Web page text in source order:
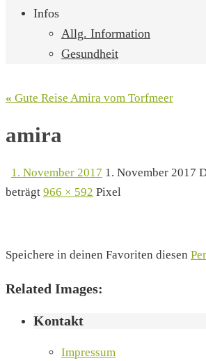
Infos
Allg. Information
Gesundheit
« Gute Reise Amira vom Torfmeer
amira
1. November 2017 1. November 2017
beträgt 966 × 592 Pixel
Speichere in deinen Favoriten diesen
Related Images:
Kontakt
Impressum